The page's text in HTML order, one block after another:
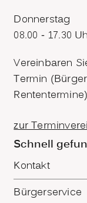
Donnerstag
08.00 - 17.30
Vereinbaren
Termin
zur
Schnell
Kontakt
Bürgerservice